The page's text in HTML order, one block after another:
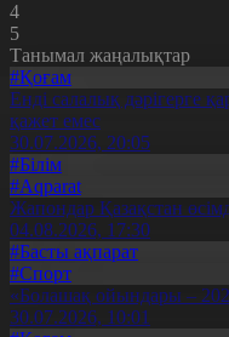
4
5
Танымал жаңалықтар
#Қоғам
Енді салалық дәрігерге
қажет емес
30.07.2026, 20:05
#Білім
#Aqparat
Жапондар Қазақстан
04.08.2026, 17:30
#Басты ақпарат
#Спорт
«Болашақ ойындары –
30.07.2026, 10:01